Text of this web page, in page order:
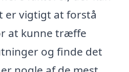
er vigtigt at forstå
at kunne træffe
og finde det